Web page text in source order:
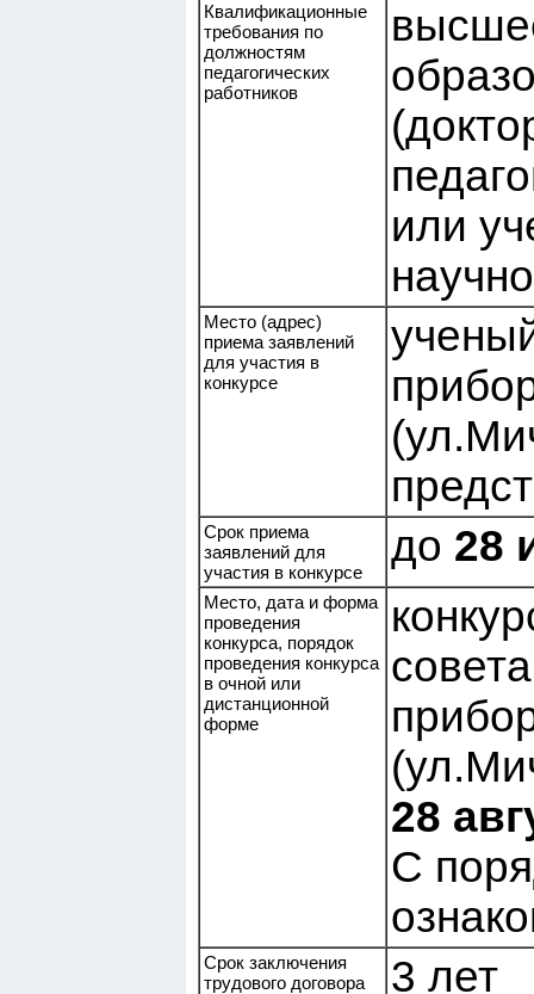
Квалификационные
требования по
должностям
педагогических
работников
или
Место (адрес)
приема заявлений
для участия в
конкурсе
Срок приема
заявлений для
участия в конкурсе
до 28
Место, дата и форма
проведения
конкурса, порядок
проведения конкурса
в очной или
дистанционной
форме
28
С
Срок заключения
трудового договора
3 лет